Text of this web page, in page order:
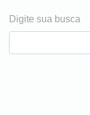
Digite sua busca